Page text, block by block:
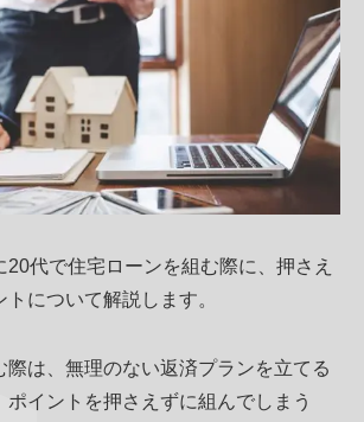
20代で住宅ローンを組む際に、押さえ
について解説します。
際は、無理のない返済プランを立てる
ポイントを押さえずに組んでしまう